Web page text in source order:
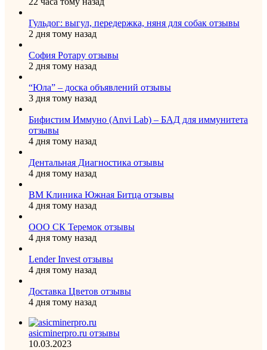
Гульдог: выгул, передержка, няня для собак отзывы
2 дня тому назад
София Ротару отзывы
2 дня тому назад
“Юла” – доска объявлений отзывы
3 дня тому назад
Бифистим Иммуно (Anvi Lab) – БАД для иммунитета
отзывы
4 дня тому назад
Дентальная Диагностика отзывы
4 дня тому назад
ВМ Клиника Южная Битца отзывы
4 дня тому назад
ООО СК Теремок отзывы
4 дня тому назад
Lender Invest отзывы
4 дня тому назад
Доставка Цветов отзывы
4 дня тому назад
asicminerpro.ru отзывы
10.03.2023